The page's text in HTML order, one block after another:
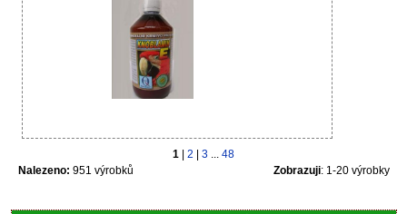
1 2 3 ... 48
Nalezeno: 951 výrobků Zobrazuji: 1-20 výrobky